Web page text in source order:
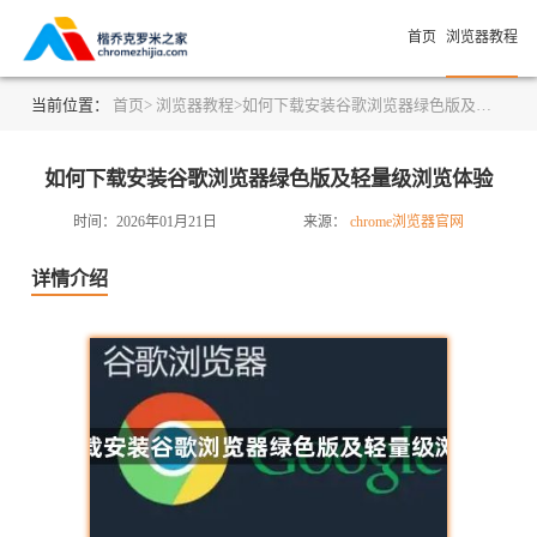
首页 浏览器教程
当前位置： 首页> 浏览器教程>如何下载安装谷歌浏览器绿色版及轻量级浏览体验
如何下载安装谷歌浏览器绿色版及轻量级浏览体验
时间：2026年01月21日 来源： chrome浏览器官网
详情介绍